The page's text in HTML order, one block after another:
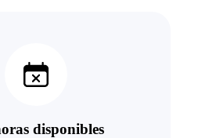
disponibles